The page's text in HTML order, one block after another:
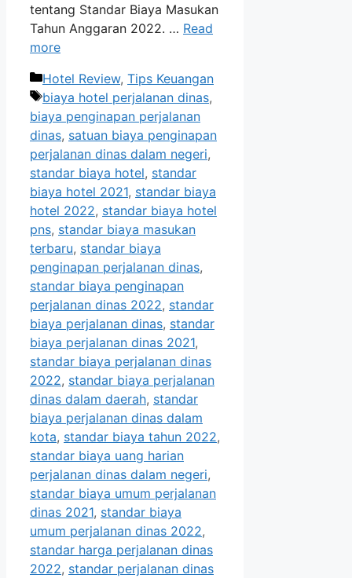
tentang Standar Biaya Masukan
Tahun Anggaran 2022. … Read
more
Categories
Hotel Review, Tips Keuangan
Tags
biaya hotel perjalanan dinas,
biaya penginapan perjalanan
dinas, satuan biaya penginapan
perjalanan dinas dalam negeri,
standar biaya hotel, standar
biaya hotel 2021, standar biaya
hotel 2022, standar biaya hotel
pns, standar biaya masukan
terbaru, standar biaya
penginapan perjalanan dinas,
standar biaya penginapan
perjalanan dinas 2022, standar
biaya perjalanan dinas, standar
biaya perjalanan dinas 2021,
standar biaya perjalanan dinas
2022, standar biaya perjalanan
dinas dalam daerah, standar
biaya perjalanan dinas dalam
kota, standar biaya tahun 2022,
standar biaya uang harian
perjalanan dinas dalam negeri,
standar biaya umum perjalanan
dinas 2021, standar biaya
umum perjalanan dinas 2022,
standar harga perjalanan dinas
2022, standar perjalanan dinas